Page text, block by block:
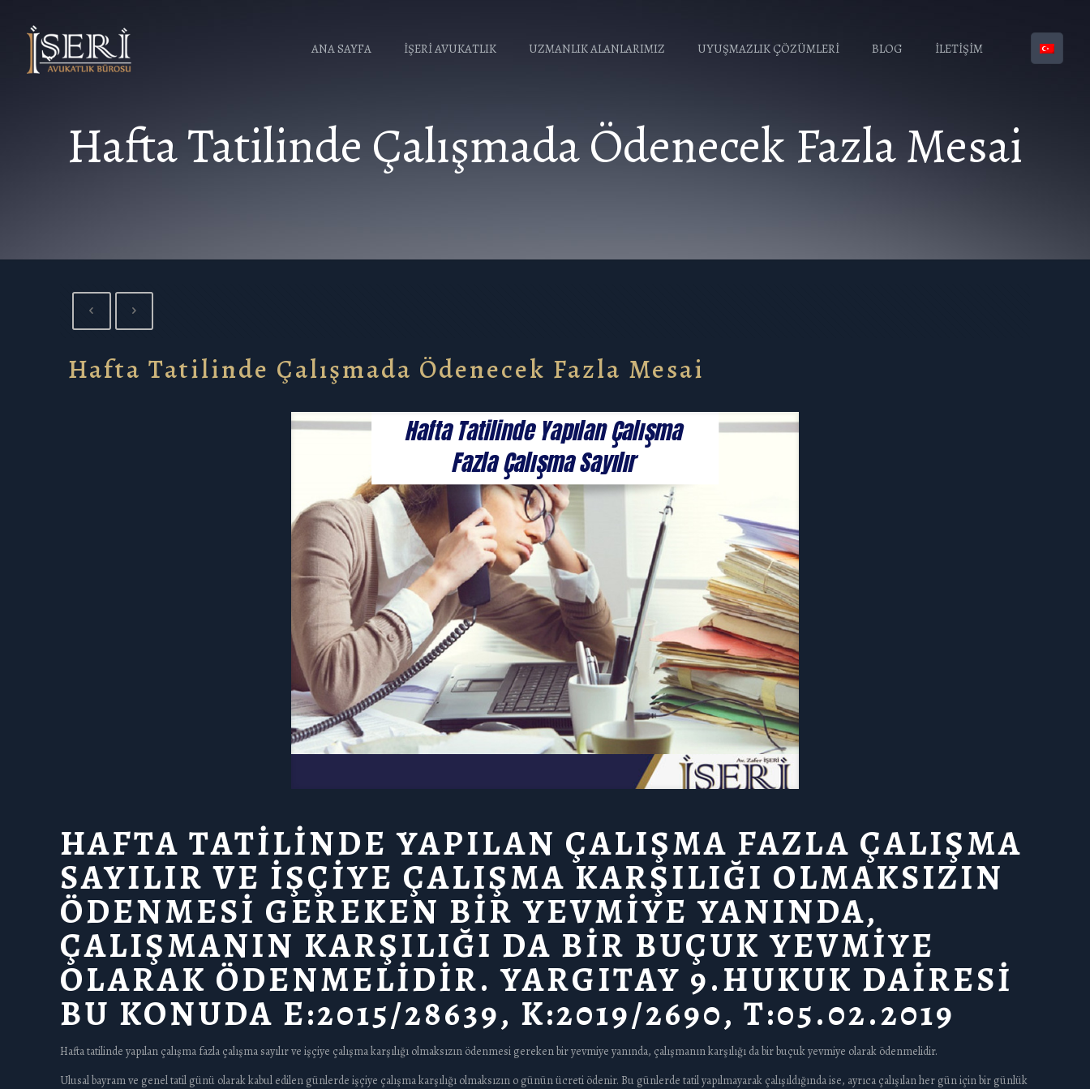
ANA SAYFA İŞERİ AVUKATLIK UZMANLIK ALANLARIMIZ UYUŞMAZLIK ÇÖZÜMLERİ BLOG İLETİŞİM
Hafta Tatilinde Çalışmada Ödenecek Fazla Mesai
Hafta Tatilinde Çalışmada Ödenecek Fazla Mesai
HAFTA TATİLİNDE YAPILAN ÇALIŞMA FAZLA ÇALIŞMA
SAYILIR VE İŞÇİYE ÇALIŞMA KARŞILIĞI OLMAKSIZIN
ÖDENMESİ GEREKEN BİR YEVMİYE YANINDA,
ÇALIŞMANIN KARŞILIĞI DA BİR BUÇUK YEVMİYE
OLARAK ÖDENMELİDİR. YARGITAY 9.HUKUK DAİRESİ
BU KONUDA E:2015/28639, K:2019/2690, T:05.02.2019
Hafta tatilinde yapılan çalışma fazla çalışma sayılır ve işçiye çalışma karşılığı olmaksızın ödenmesi gereken bir yevmiye yanında, çalışmanın karşılığı da bir buçuk yevmiye olarak ödenmelidir.
Ulusal bayram ve genel tatil günü olarak kabul edilen günlerde işçiye çalışma karşılığı olmaksızın o günün ücreti ödenir. Bu günlerde tatil yapılmayarak çalışıldığında ise, ayrıca çalışılan her gün için bir günlük